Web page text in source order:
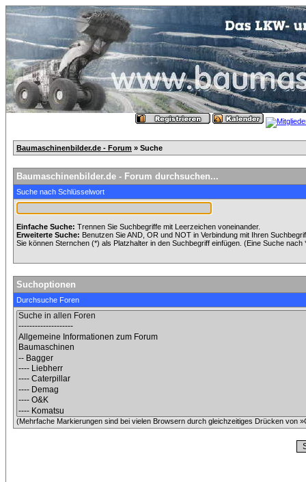
Baumaschinenbilder.de - Forum » Suche
Baumaschinenbilder.de - Forum durchsuchen...
Suche nach Schlüsselwort
Einfache Suche: Trennen Sie Suchbegriffe mit Leerzeichen voneinander.
Erweiterte Suche: Benutzen Sie AND, OR und NOT in Verbindung mit Ihren
Sie können Sternchen (*) als Platzhalter in den Suchbegriff einfügen. (Eine Suche
Suchoptionen
Durchsuche Foren
(Mehrfache Markierungen sind bei vielen Browsern durch gleichzeitiges Drücken von